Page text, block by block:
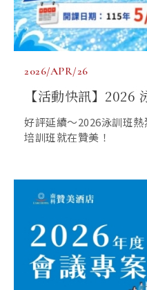
2026/APR/26
【活動快訊】2026
好評延續～2026泳訓班
培訓班就在贊美！